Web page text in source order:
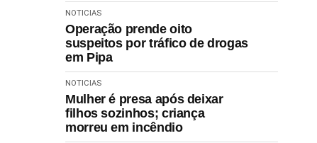
NOTICIAS
Operação prende oito
suspeitos por tráfico de drogas
em Pipa
NOTICIAS
Mulher é presa após deixar
filhos sozinhos; criança
morreu em incêndio